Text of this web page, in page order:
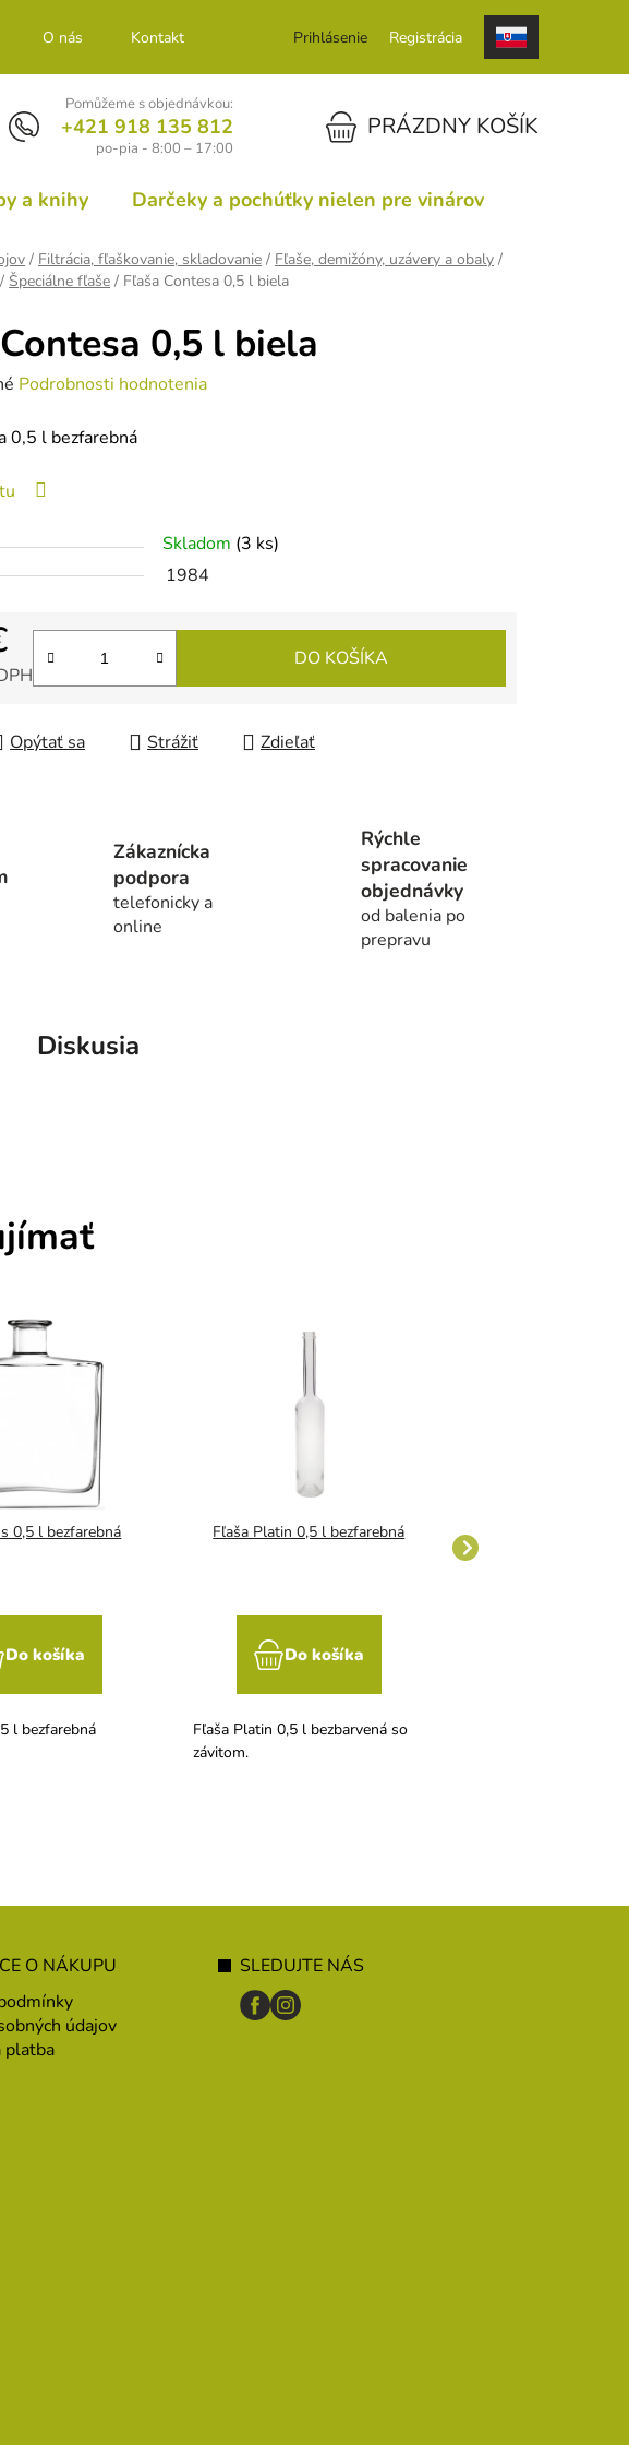
O nás Kontakt Prihlásenie Registrácia
Pomůžeme s objednávkou:
+421 918 135 812
po-pia - 8:00 – 17:00
NÁKUPNÝ KOŠÍKPRÁZDNY KOŠÍK
a knihy Darčeky a pochúťky nielen pre vinárov
/ Filtrácia, fľaškovanie, skladovanie / Fľaše, demižóny, uzávery a obaly /
/ Špeciálne fľaše / Fľaša Contesa 0,5 l biela
0,5 l biela
Podrobnosti hodnotenia
0,5 l bezfarebná
Skladom (3 ks)
1984
DO KOŠÍKA
Opýtať sa Strážiť Zdieľať
Zákaznícka
podpora
telefonicky a
online
Rýchle
spracovanie
objednávky
od balenia po
prepravu
Diskusia
0,5 l bezfarebná
Do košíka
l bezfarebná
Fľaša Platin 0,5 l bezfarebná
Do košíka
Fľaša Platin 0,5 l bezbarvená so
závitom.
O NÁKUPU
údajov
platba
SLEDUJTE NÁS